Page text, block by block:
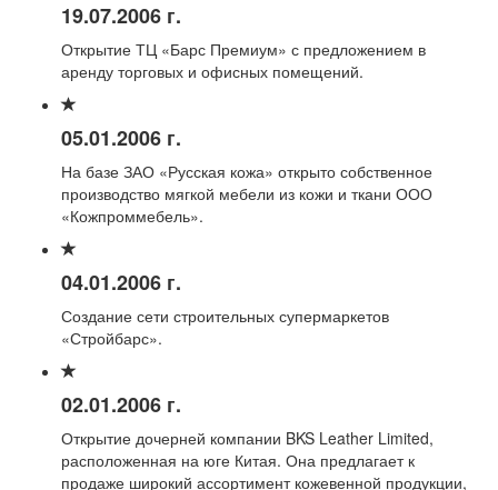
19.07.2006 г.
Открытие ТЦ «Барс Премиум» с предложением в
аренду торговых и офисных помещений.
05.01.2006 г.
На базе ЗАО «Русская кожа» открыто собственное
производство мягкой мебели из кожи и ткани ООО
«Кожпроммебель».
04.01.2006 г.
Создание сети строительных супермаркетов
«Стройбарс».
02.01.2006 г.
Открытие дочерней компании BKS Leather Limited,
расположенная на юге Китая. Она предлагает к
продаже широкий ассортимент кожевенной продукции,